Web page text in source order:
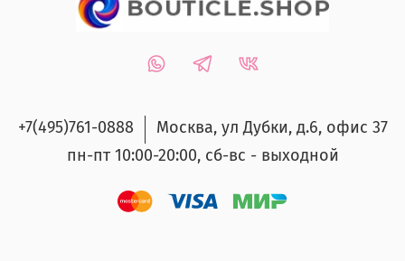
+7(495)761-0888
Москва, ул Дубки, д.6, офис 37
пн-пт 10:00-20:00, сб-вс - выходной